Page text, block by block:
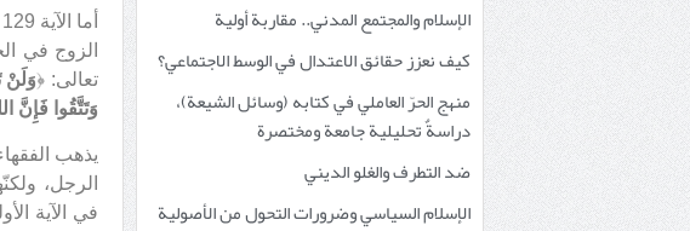
الإسلام والمجتمع المدني.. مقاربة أولية
كيف نعزز حقائق الاعتدال في الوسط الاجتماعي؟
منهج الحرّ العاملي في كتابه (وسائل الشيعة)،
دراسةٌ تحليلية جامعة ومختصرة
ضد التطرف والغلو الديني
الإسلام السياسي وضرورات التحول من الأصولية
الزوج في
تعالى: ﴿وَلَنْ
وَتَتَّقُوا فَإِنَّ
يذهب
الرجل،
في الآية